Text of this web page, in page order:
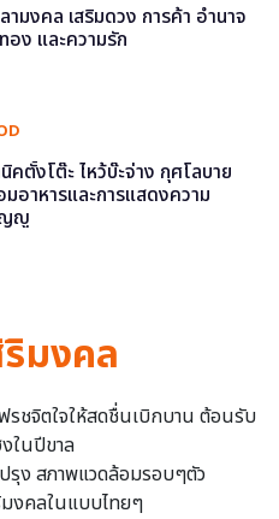
ามงคล เสริมดวง การค้า อำนาจ
อง และความรัก
คตั้งโต๊ะ ไหว้บ๊ะจ่าง กุศโลบาย
อาหารและการแสดงความ
ญู
มงคล
ชจิตใจให้สดชื่นเบิกบาน ต้อนรับ
ในปีขาล
รุง สภาพแวดล้อมรอบๆตัว
งคลในแบบไทยๆ